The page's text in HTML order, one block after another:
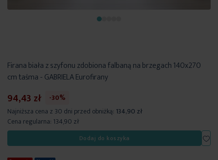
Firana biała z szyfonu zdobiona falbaną na brzegach 140x270
cm taśma - GABRIELA Eurofirany
94,43 zł
-30%
Najniższa cena z 30 dni przed obniżką: 134,90 zł
Cena regularna: 134,90 zł
Dodaj do koszyka